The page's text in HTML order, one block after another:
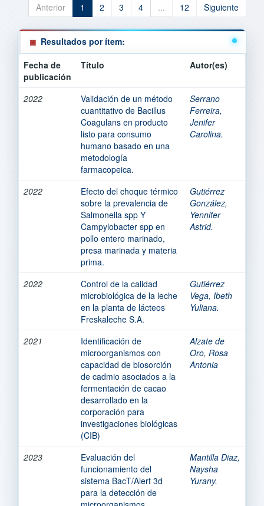
Anterior 1 2 3 4 ... 12 Siguiente
Resultados por ítem:
Fecha de
publicación
Título Autor(es)
2022
Validación de un método
cuantitativo de Bacillus
Coagulans en producto
listo para consumo
humano basado en una
metodología
farmacopeica.
Serrano
Ferreira,
Jenifer
Carolina.
2022
Efecto del choque térmico
sobre la prevalencia de
Salmonella spp Y
Campylobacter spp en
pollo entero marinado,
presa marinada y materia
prima.
Gutiérrez
González,
Yennifer
Astrid.
2022
Control de la calidad
microbiológica de la leche
en la planta de lácteos
Freskaleche S.A.
Gutiérrez
Vega, Ibeth
Yuliana.
2021
Identificación de
microorganismos con
capacidad de biosorción
de cadmio asociados a la
fermentación de cacao
desarrollado en la
corporación para
investigaciones biológicas
(CIB)
Alzate de
Oro, Rosa
Antonia
2023
Evaluación del
funcionamiento del
sistema BacT/Alert 3d
para la detección de
Mantilla Diaz,
Naysha
Yurany.